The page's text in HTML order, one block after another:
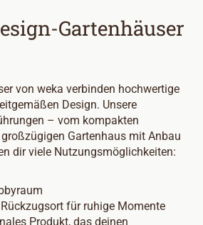
Gartenhäuser
von weka verbinden hochwertige
Design. Unsere
– vom kompakten
Gartenhaus mit Anbau
dir viele Nutzungsmöglichkeiten:
für ruhige Momente
Produkt, das deinen